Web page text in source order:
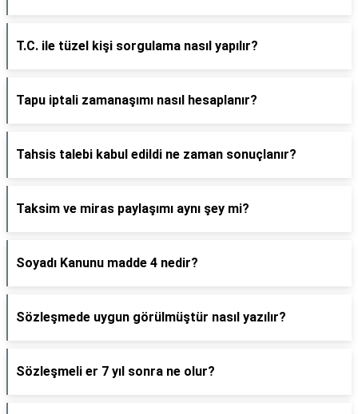
T.C. ile tüzel kişi sorgulama nasıl yapılır?
Tapu iptali zamanaşımı nasıl hesaplanır?
Tahsis talebi kabul edildi ne zaman sonuçlanır?
Taksim ve miras paylaşımı aynı şey mi?
Soyadı Kanunu madde 4 nedir?
Sözleşmede uygun görülmüştür nasıl yazılır?
Sözleşmeli er 7 yıl sonra ne olur?